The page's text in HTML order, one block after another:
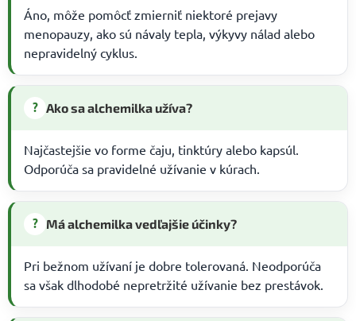
Áno, môže pomôcť zmierniť niektoré prejavy
menopauzy, ako sú návaly tepla, výkyvy nálad alebo
nepravidelný cyklus.
? Ako sa alchemilka užíva?
Najčastejšie vo forme čaju, tinktúry alebo kapsúl.
Odporúča sa pravidelné užívanie v kúrach.
? Má alchemilka vedľajšie účinky?
Pri bežnom užívaní je dobre tolerovaná. Neodporúča
sa však dlhodobé nepretržité užívanie bez prestávok.